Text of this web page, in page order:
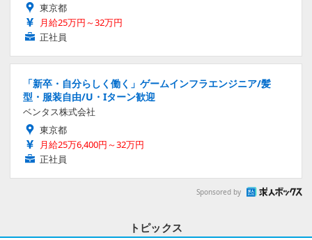
東京都
月給25万円～32万円
正社員
「新卒・自分らしく働く」ゲームインフラエンジニア/髪
型・服装自由/U・Iターン歓迎
ベンタス株式会社
東京都
月給25万6,400円～32万円
正社員
Sponsored by
トピックス